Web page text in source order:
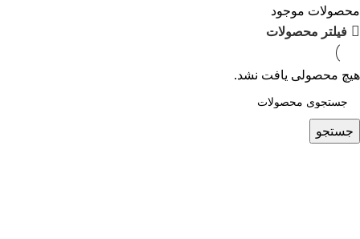
محصولات موجود
فیلتر محصولات
هیچ محصولی یافت نشد.
جستجو